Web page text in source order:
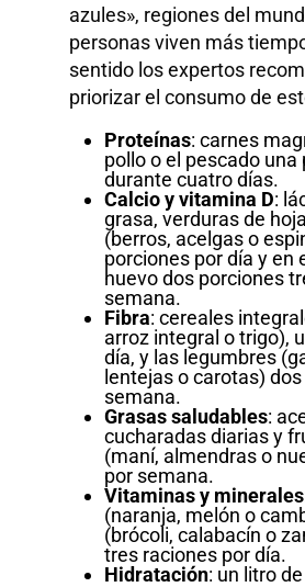
azules», regiones del
personas viven más
sentido los expertos
priorizar el consumo de
Proteínas: carnes
pollo o el pescado una
durante cuatro días.
Calcio y vitamina D:
grasa, verduras de
(berros, acelgas o
porciones por día y en
huevo dos porciones
semana.
Fibra: cereales
arroz integral o trigo),
día, y las legumbres
lentejas o carotas)
semana.
Grasas saludables:
cucharadas diarias y
(maní, almendras o
por semana.
Vitaminas y minerales
(naranja, melón o
(brócoli, calabacín o
tres raciones por día.
Hidratación: un litro